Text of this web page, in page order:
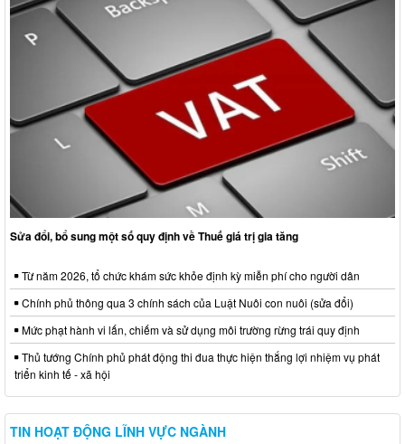
Sửa đổi, bổ sung một số quy định về Thuế giá trị gia tăng
Từ năm 2026, tổ chức khám sức khỏe định kỳ miễn phí cho người dân
Chính phủ thông qua 3 chính sách của Luật Nuôi con nuôi (sửa đổi)
Mức phạt hành vi lấn, chiếm và sử dụng môi trường rừng trái quy định
Thủ tướng Chính phủ phát động thi đua thực hiện thắng lợi nhiệm vụ phát
triển kinh tế - xã hội
TIN HOẠT ĐỘNG LĨNH VỰC NGÀNH